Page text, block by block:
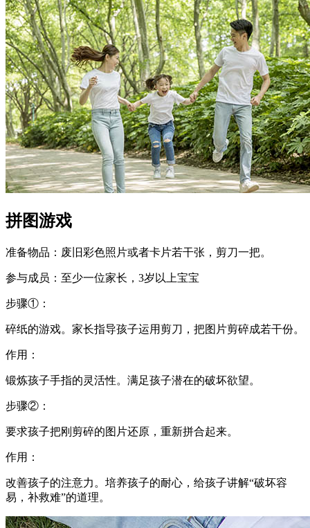
拼图游戏
准备物品：废旧彩色照片或者卡片若干张，剪刀一把。
参与成员：至少一位家长，3岁以上宝宝
步骤①：
碎纸的游戏。家长指导孩子运用剪刀，把图片剪碎成若干份。
作用：
锻炼孩子手指的灵活性。满足孩子潜在的破坏欲望。
步骤②：
要求孩子把刚剪碎的图片还原，重新拼合起来。
作用：
改善孩子的注意力。培养孩子的耐心，给孩子讲解“破坏容
易，补救难”的道理。